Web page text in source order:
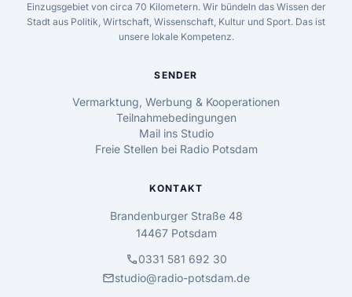
Einzugsgebiet von circa 70 Kilometern. Wir bündeln das Wissen der
Stadt aus Politik, Wirtschaft, Wissenschaft, Kultur und Sport. Das ist
unsere lokale Kompetenz.
SENDER
Vermarktung, Werbung & Kooperationen
Teilnahmebedingungen
Mail ins Studio
Freie Stellen bei Radio Potsdam
KONTAKT
Brandenburger Straße 48
14467 Potsdam
call0331 581 692 30
mailstudio@radio-potsdam.de